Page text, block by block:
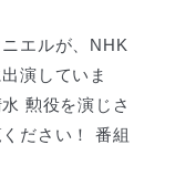
エルが、NHK
演していま
勲役を演じさ
ださい！ 番組